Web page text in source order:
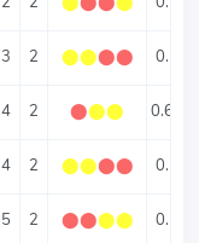
2 ⬤⬤⬤⬤ 0.5
2 ⬤⬤⬤ 0.67
2 ⬤⬤⬤⬤ 0.5
2 ⬤⬤⬤⬤ 0.5